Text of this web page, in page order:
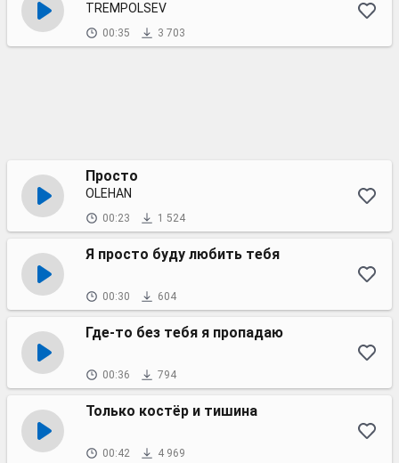
TREMPOLSEV
00:35 3 703
Просто
OLEHAN
00:23 1 524
Я просто буду любить тебя
00:30 604
Где-то без тебя я пропадаю
00:36 794
Только костёр и тишина
00:42 4 969